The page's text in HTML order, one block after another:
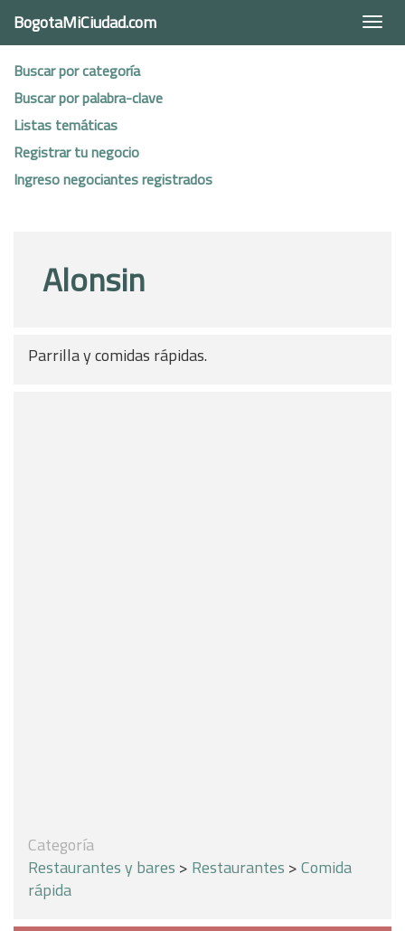
BogotaMiCiudad.com
Buscar por categoría
Buscar por palabra-clave
Listas temáticas
Registrar tu negocio
Ingreso negociantes registrados
Alonsin
Parrilla y comidas rápidas.
Categoría
Restaurantes y bares > Restaurantes >Comida
rápida